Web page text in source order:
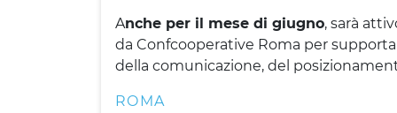
Anche per il mese di giugno, sarà
da Confcooperative Roma per
della comunicazione, del
ROMA